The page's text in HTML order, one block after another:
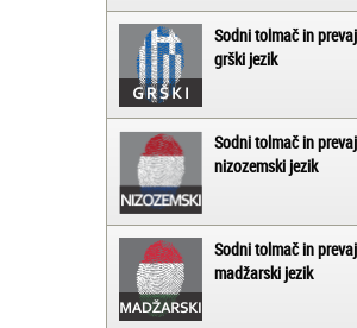
Sodni tolmač in
grški jezik
Sodni tolmač in
nizozemski jezik
Sodni tolmač in
madžarski jezik